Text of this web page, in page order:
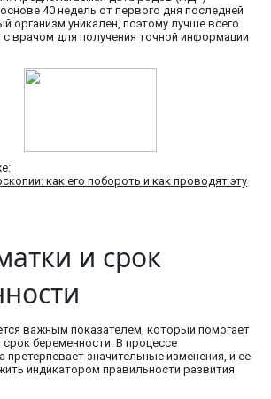
40 недель от первого дня последней
организм уникален, поэтому лучше всего
с врачом для получения точной информации
как его побороть и как проводят эту
и срок
важным показателем, который помогает
беременности. В процессе
претерпевает значительные изменения, и ее
индикатором правильности развития